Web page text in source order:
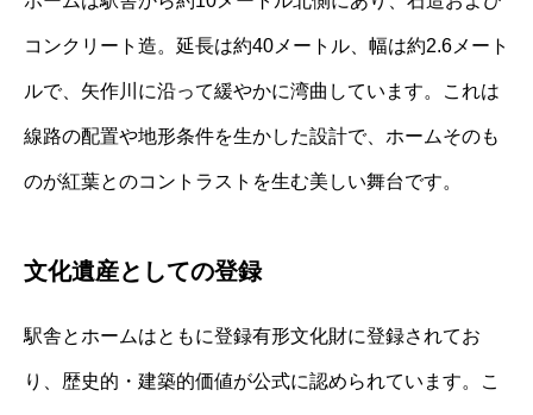
コンクリート造。延長は約40メートル、幅は約2.6メート
ルで、矢作川に沿って緩やかに湾曲しています。これは
線路の配置や地形条件を生かした設計で、ホームそのも
のが紅葉とのコントラストを生む美しい舞台です。
文化遺産としての登録
駅舎とホームはともに登録有形文化財に登録されてお
り、歴史的・建築的価値が公式に認められています。こ